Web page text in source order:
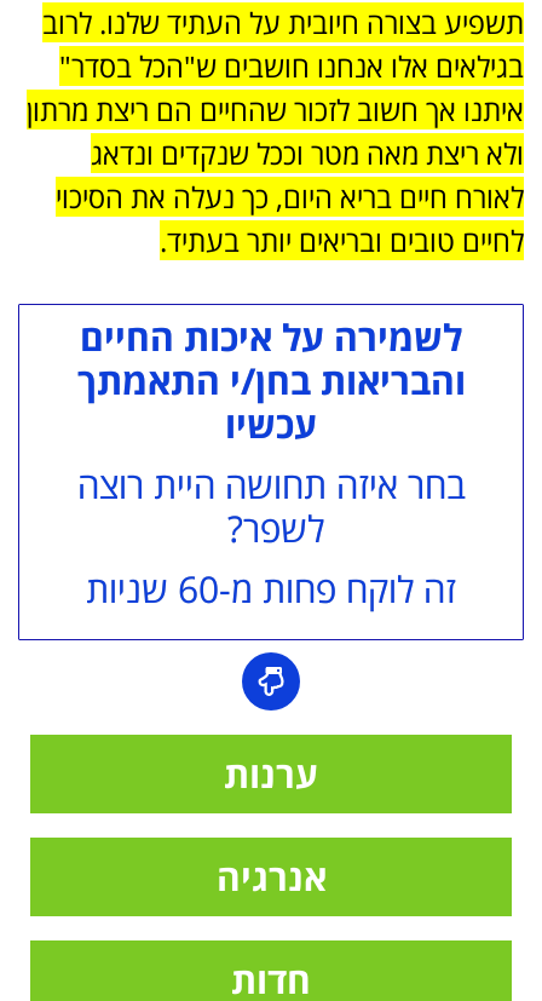
תשפיע בצורה חיובית על העתיד שלנו. לרוב
בגילאים אלו אנחנו חושבים ש"הכל בסדר"
איתנו אך חשוב לזכור שהחיים הם ריצת מרתון
ולא ריצת מאה מטר וככל שנקדים ונדאג
לאורח חיים בריא היום, כך נעלה את הסיכוי
לחיים טובים ובריאים יותר בעתיד.
לשמירה על איכות החיים
והבריאות בחן/י התאמתך
עכשיו
בחר איזה תחושה היית רוצה
לשפר?
זה לוקח פחות מ-60 שניות
ערנות
אנרגיה
חדות